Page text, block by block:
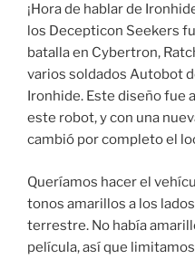
¡Hora de hablar de
los Decepticon Seekers
batalla en Cybertron,
varios soldados Autobot
Ironhide. Este diseño fue
este robot, y con una
cambió por completo el
Queríamos hacer el
tonos amarillos a los
terrestre. No había
película, así que